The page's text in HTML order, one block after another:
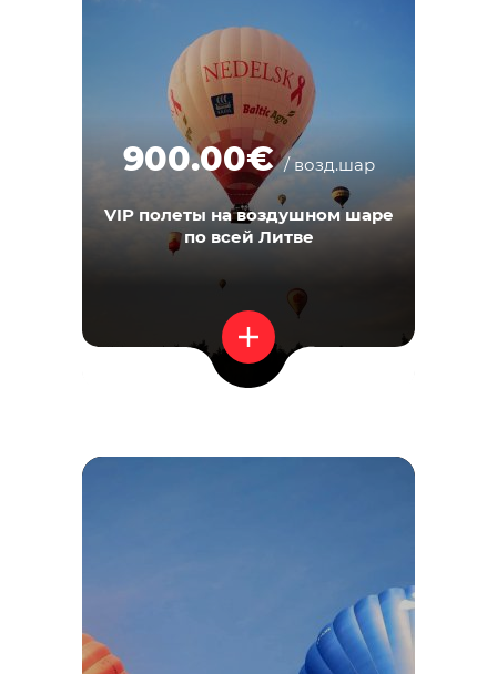
VIP полеты на воздушном шаре
по всей Литве
900.00€/ возд.шар